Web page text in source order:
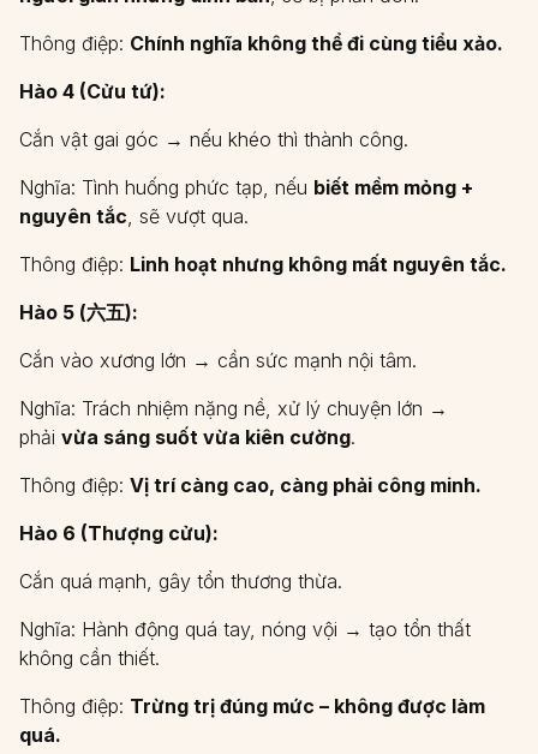
Thông điệp: Chính nghĩa không thể đi cùng tiểu xảo.
Hào 4 (Cửu tứ):
Cắn vật gai góc → nếu khéo thì thành công.
Nghĩa: Tình huống phức tạp, nếu biết mềm mỏng +
nguyên tắc, sẽ vượt qua.
Thông điệp: Linh hoạt nhưng không mất nguyên tắc.
Hào 5 (六五):
Cắn vào xương lớn → cần sức mạnh nội tâm.
Nghĩa: Trách nhiệm nặng nề, xử lý chuyện lớn →
phải vừa sáng suốt vừa kiên cường.
Thông điệp: Vị trí càng cao, càng phải công minh.
Hào 6 (Thượng cửu):
Cắn quá mạnh, gây tổn thương thừa.
Nghĩa: Hành động quá tay, nóng vội → tạo tổn thất
không cần thiết.
Thông điệp: Trừng trị đúng mức – không được làm
quá.